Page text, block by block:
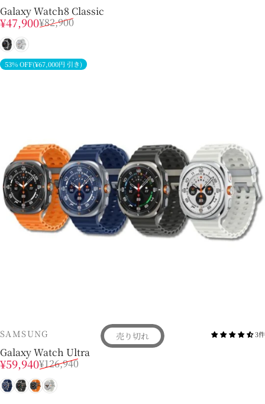
Galaxy Watch8 Classic
販売価格
¥47,900
通常価格¥82,900
ブラック
ホワイト
53% OFF(¥67,000円 引き)
売り切れ
販売業者
SAMSUNG 3件
Galaxy Watch Ultra
販売価格
¥59,940
通常価格¥126,940
チタンブルー
チタンシルバー
チタングレー
チタンホワイト